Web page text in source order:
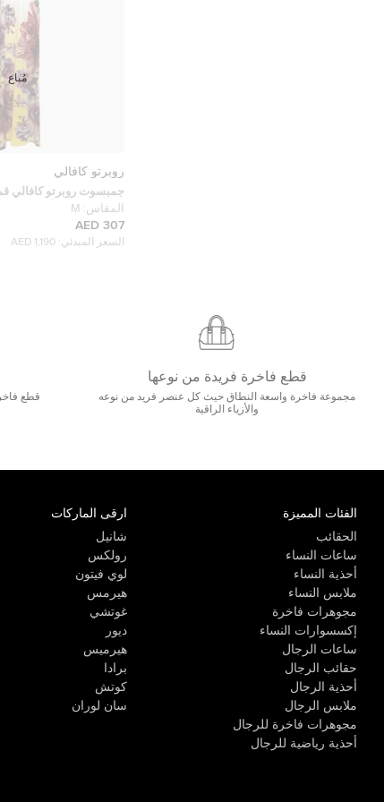
روبرتو كافالي
جمبسوت روبرتو كافالي
الزهور متعدد الألوان
المقاس: M
307 AED
السعر المبدئي: 1,190 AED
مُباع
قطع فاخرة فريدة من نوعها
مجموعة فاخرة واسعة النطاق حيث كل عنصر فريد من نوعه
والأزياء الراقية
قطع
الفئات المميزة
الحقائب
ساعات النساء
أحذية النساء
ملابس النساء
مجوهرات فاخرة
إكسسوارات النساء
ساعات الرجال
حقائب الرجال
أحذية الرجال
ملابس الرجال
مجوهرات فاخرة للرجال
أحذية رياضية للرجال
ارقى الماركات
شانيل
رولكس
لوي فيتون
هيرمس
غوتشي
ديور
هيرميس
برادا
كوتش
سان لوران